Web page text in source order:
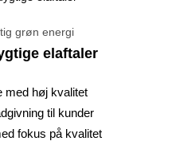
grøn energi
elaftaler
med høj kvalitet
til kunder
fokus på kvalitet